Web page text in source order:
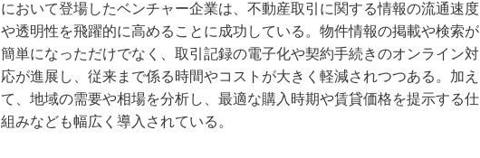
において登場したベンチャー企業は、不動産取引に関する情報の流通速度
や透明性を飛躍的に高めることに成功している。物件情報の掲載や検索が
簡単になっただけでなく、取引記録の電子化や契約手続きのオンライン対
応が進展し、従来まで係る時間やコストが大きく軽減されつつある。加え
て、地域の需要や相場を分析し、最適な購入時期や賃貸価格を提示する仕
組みなども幅広く導入されている。